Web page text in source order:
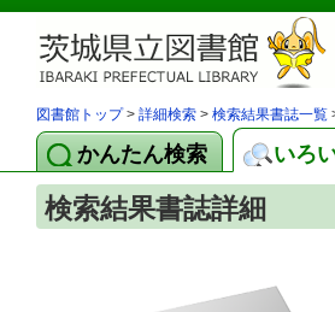
図書館トップ> 詳細検索 > 検索結果書誌一覧
かんたん検索 いろ
検索結果書誌詳細